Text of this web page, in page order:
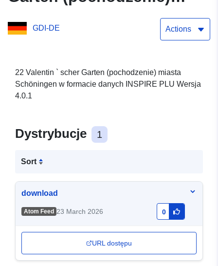
GDI-DE Actions
22 Valentin ` scher Garten (pochodzenie) miasta
Schöningen w formacie danych INSPIRE PLU Wersja
4.0.1
Dystrybucje 1
Sort
download
Atom Feed 23 March 2026 0
URL dostępu